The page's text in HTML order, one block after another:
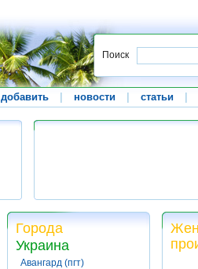
Поиск
добавить новости статьи
Города
Украина
Авангард (пгт)